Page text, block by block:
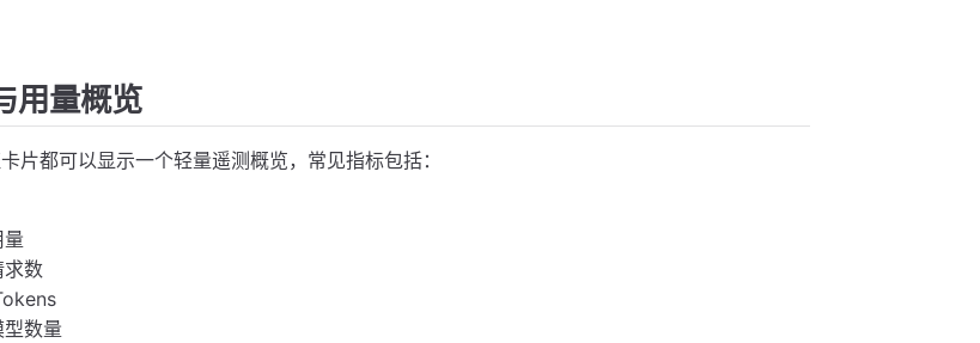
用量概览
片都可以显示一个轻量遥测概览，常见指标包括：
求数
数量